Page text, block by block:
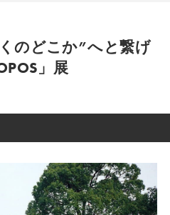
のどこか”へと繋げ
」展